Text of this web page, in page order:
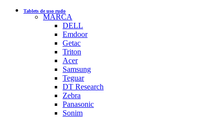
Tablets de uso rudo
MARCA
DELL
Emdoor
Getac
Triton
Acer
Samsung
Teguar
DT Research
Zebra
Panasonic
Sonim